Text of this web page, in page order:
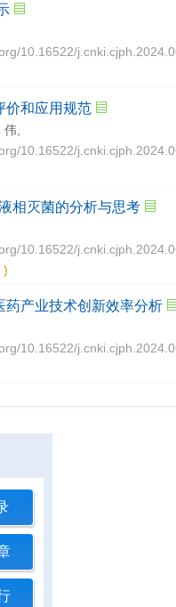
10.16522/
价和应用规范
,
10.16522/
相灭菌的分析与思考
10.16522/
)
药产业技术创新效率分析
10.16522/